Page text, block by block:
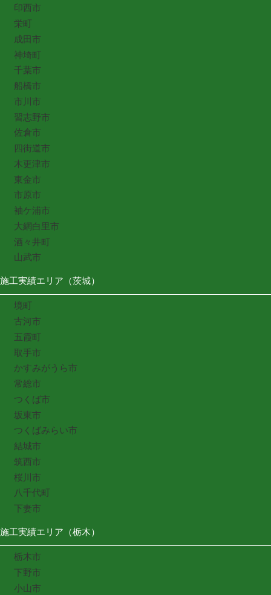
印西市
栄町
成田市
神埼町
千葉市
船橋市
市川市
習志野市
佐倉市
四街道市
木更津市
東金市
市原市
袖ケ浦市
大網白里市
酒々井町
山武市
施工実績エリア（茨城）
境町
古河市
五霞町
取手市
かすみがうら市
常総市
つくば市
坂東市
つくばみらい市
結城市
筑西市
桜川市
八千代町
下妻市
施工実績エリア（栃木）
栃木市
下野市
小山市